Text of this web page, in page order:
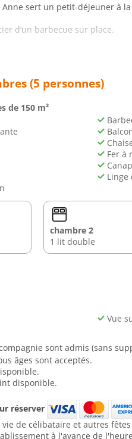
Anne sert un petit-déjeuner à
d’un barbecue sur place.
45 km et 45
(5 personnes)
de 150 m²
Fer à
Linge
chambre 2
1 lit double
Vue
sont admis (sans
âges sont acceptés.
disponible.
réserver
de célibataire et autres
à l'avance de